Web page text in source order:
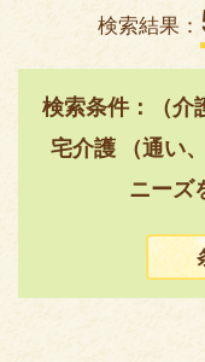
検索結果：
検索条件：（介
宅介護 （通い
ニーズ